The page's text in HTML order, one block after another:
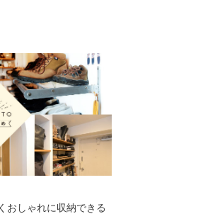
おしゃれに収納できる